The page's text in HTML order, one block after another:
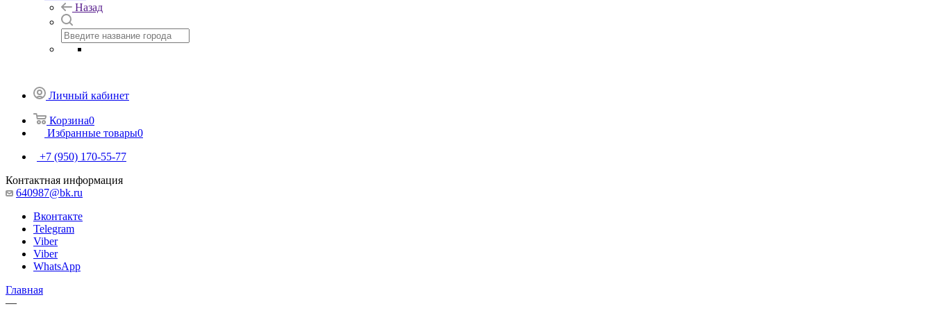
Назад
Личный кабинет
Корзина0
Избранные товары0
+7 (950) 170-55-77
Контактная информация
640987@bk.ru
Вконтакте
Telegram
Viber
Viber
WhatsApp
Главная
—